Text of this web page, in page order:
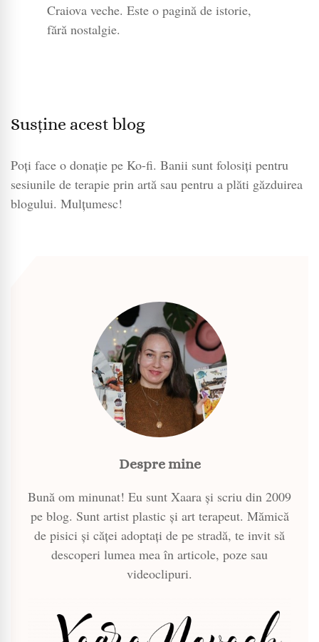
Craiova veche. Este o pagină de istorie,
fără nostalgie.
Susține acest blog
Poți face o donație pe Ko-fi. Banii sunt folosiți pentru
sesiunile de terapie prin artă sau pentru a plăti găzduirea
blogului. Mulțumesc!
Despre mine
Bună om minunat! Eu sunt Xaara și scriu din 2009
pe blog. Sunt artist plastic și art terapeut. Mămică
de pisici și căței adoptați de pe stradă, te invit să
descoperi lumea mea în articole, poze sau
videoclipuri.